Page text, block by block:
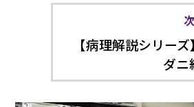
【病理解説シリー
ダ